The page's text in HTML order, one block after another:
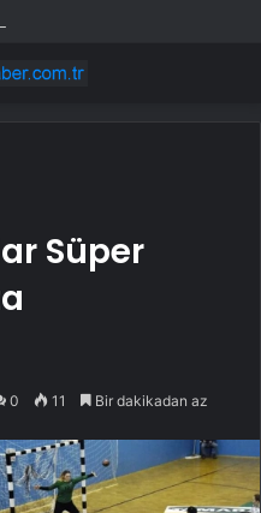
Süper
0 11 Bir dakikadan az